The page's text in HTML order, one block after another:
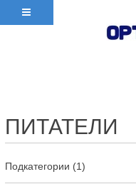
ПИТАТЕЛИ
Подкатегории (1)